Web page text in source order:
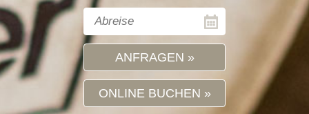
ANFRAGEN
ONLINE BUCHEN